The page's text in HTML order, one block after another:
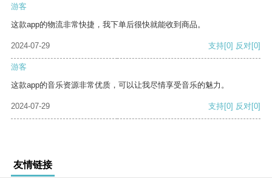
游客
这款app的物流非常快捷，我下单后很快就能收到商品。
2024-07-29 支持[0] 反对[0]
游客
这款app的音乐资源非常优质，可以让我尽情享受音乐的魅力。
2024-07-29 支持[0] 反对[0]
友情链接